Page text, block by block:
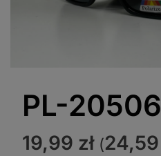
PL-
19,99 zł (24,59